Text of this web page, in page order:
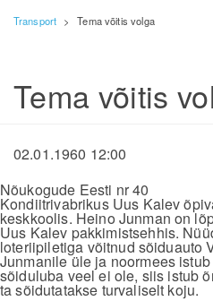
Transport > Tema võitis volga
Tema võitis
02.01.1960 12:00
Nõukogude Eesti nr 40
Kondiitrivabrikus Uus Kalev
keskkoolis. Heino Junman on
Uus Kalev pakkimistsehhis.
loteriipiletiga võitnud sõiduauto
Junmanile üle ja noormees
sõiduluba veel ei ole, siis istub
ta sõidutatakse turvaliselt koju.